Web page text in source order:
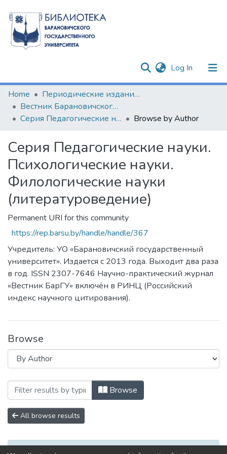
Log In (current)
Communities & Collections
All of DSpace
Home
Периодические издания БарГУ
Вестник Барановичского государственного университета
Серия Педагогические науки. Психологические науки. Филологические науки (литературоведение)
Browse by Author
Серия Педагогические науки.
Психологические науки.
Филологические науки
(литературоведение)
Permanent URI for this community
https://rep.barsu.by/handle/handle/367
Учредитель: УО «Барановичский государственный
университет». Издается с 2013 года. Выходит два раза
в год. ISSN 2307-7646 Научно-практический журнал
«Вестник БарГУ» включён в РИНЦ (Российский
индекс научного цитирования).
Browse
Browsing Серия Педагогические
Browse
All browse results